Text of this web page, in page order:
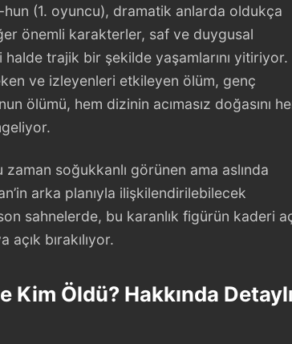
(1. oyuncu), dramatik anlarda oldukça
önemli karakterler, saf ve duygusal
trajik bir şekilde yaşamlarını yitiriyor.
ve izleyenleri etkileyen ölüm, genç
ölümü, hem dizinin acımasız doğasını
soğukkanlı görünen ama aslında
arka planıyla ilişkilendirilebilecek
sahnelerde, bu karanlık figürün kaderi
açık bırakılıyor.
Kim Öldü? Hakkında Detaylı